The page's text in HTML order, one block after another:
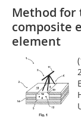
Method for
composite
element